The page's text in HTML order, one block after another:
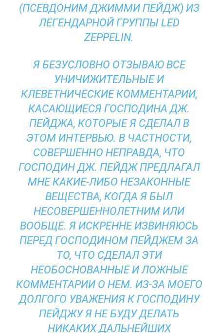
(ПСЕВДОНИМ ДЖИММИ ПЕЙДЖ) ИЗ
ЛЕГЕНДАРНОЙ ГРУППЫ LED
ZEPPELIN.
Я БЕЗУСЛОВНО ОТЗЫВАЮ ВСЕ
УНИЧИЖИТЕЛЬНЫЕ И
КЛЕВЕТНИЧЕСКИЕ КОММЕНТАРИИ,
КАСАЮЩИЕСЯ ГОСПОДИНА ДЖ.
ПЕЙДЖА, КОТОРЫЕ Я СДЕЛАЛ В
ЭТОМ ИНТЕРВЬЮ. В ЧАСТНОСТИ,
СОВЕРШЕННО НЕПРАВДА, ЧТО
ГОСПОДИН ДЖ. ПЕЙДЖ ПРЕДЛАГАЛ
МНЕ КАКИЕ-ЛИБО НЕЗАКОННЫЕ
ВЕЩЕСТВА, КОГДА Я БЫЛ
НЕСОВЕРШЕННОЛЕТНИМ ИЛИ
ВООБЩЕ. Я ИСКРЕННЕ ИЗВИНЯЮСЬ
ПЕРЕД ГОСПОДИНОМ ПЕЙДЖЕМ ЗА
ТО, ЧТО СДЕЛАЛ ЭТИ
НЕОБОСНОВАННЫЕ И ЛОЖНЫЕ
КОММЕНТАРИИ О НЕМ. ИЗ-ЗА МОЕГО
ДОЛГОГО УВАЖЕНИЯ К ГОСПОДИНУ
ПЕЙДЖУ Я НЕ БУДУ ДЕЛАТЬ
НИКАКИХ ДАЛЬНЕЙШИХ